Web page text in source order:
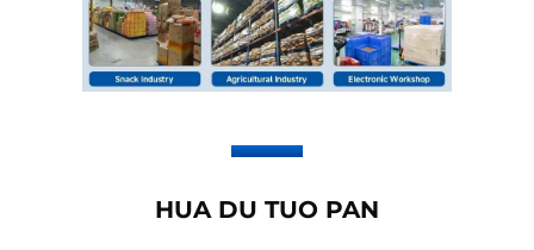
HUA DU TUO PAN